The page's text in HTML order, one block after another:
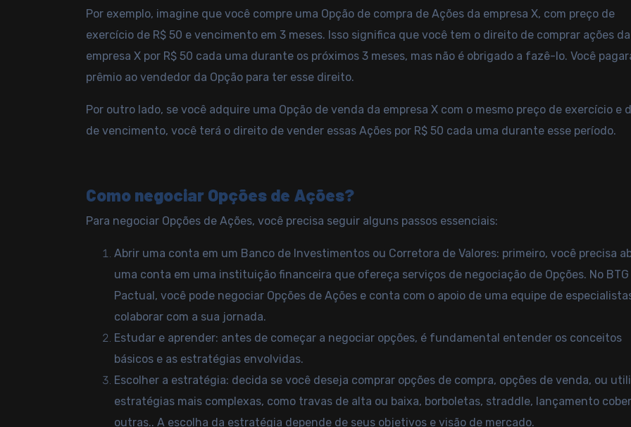
Por exemplo, imagine que você compre uma Opção de compra de Ações da empresa X, com preço de
exercício de R$ 50 e vencimento em 3 meses. Isso significa que você tem o direito de comprar ações da
empresa X por R$ 50 cada uma durante os próximos 3 meses, mas não é obrigado a fazê-lo. Você
prêmio ao vendedor da Opção para ter esse direito.
Por outro lado, se você adquire uma Opção de venda da empresa X com o mesmo preço de exercício e
de vencimento, você terá o direito de vender essas Ações por R$ 50 cada uma durante esse período.
Como negociar Opções de Ações?
Para negociar Opções de Ações, você precisa seguir alguns passos essenciais:
Abrir uma conta em um Banco de Investimentos ou Corretora de Valores: primeiro, você precisa
uma conta em uma instituição financeira que ofereça serviços de negociação de Opções. No BTG
Pactual, você pode negociar Opções de Ações e conta com o apoio de uma equipe de
colaborar com a sua jornada.
Estudar e aprender: antes de começar a negociar opções, é fundamental entender os conceitos
básicos e as estratégias envolvidas.
Escolher a estratégia: decida se você deseja comprar opções de compra, opções de venda, ou
estratégias mais complexas, como travas de alta ou baixa, borboletas, straddle, lançamento
outras.. A escolha da estratégia depende de seus objetivos e visão de mercado.